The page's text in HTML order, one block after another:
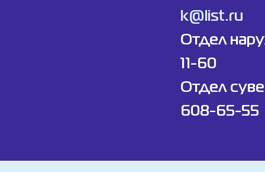
k@list.ru
Отдел
11-60
Отдел
608-65-55